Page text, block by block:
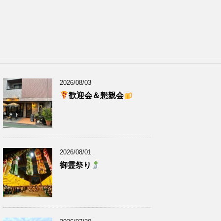
2026/08/03
歓迎会＆懇親会
2026/08/01
御霊祭り